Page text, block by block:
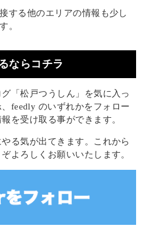
する他のエリアの情報も少し
。
ならコチラ
「松戸つうしん」を気に入っ
feedly のいずれかをフォロー
を受け取る事ができます。
る気が出てきます。これから
よろしくお願いいたします。